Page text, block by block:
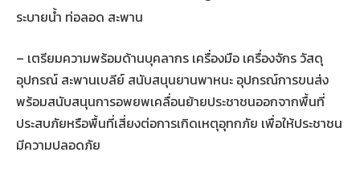
ระบายน้ำ ท่อลอด สะพาน
– เตรียมความพร้อมด้านบุคลากร เครื่องมือ เครื่องจักร วัสดุ
อุปกรณ์ สะพานเบลีย์ สนับสนุนยานพาหนะ อุปกรณ์การขนส่ง
พร้อมสนับสนุนการอพยพเคลื่อนย้ายประชาชนออกจากพื้นที่
ประสบภัยหรือพื้นที่เสี่ยงต่อการเกิดเหตุอุทกภัย เพื่อให้ประชาชน
มีความปลอดภัย